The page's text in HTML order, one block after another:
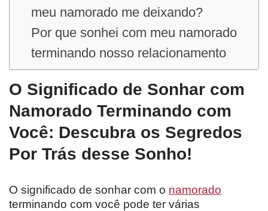
meu namorado me deixando?
Por que sonhei com meu namorado
terminando nosso relacionamento
O Significado de Sonhar com
Namorado Terminando com
Você: Descubra os Segredos
Por Trás desse Sonho!
O significado de sonhar com o namorado
terminando com você pode ter várias